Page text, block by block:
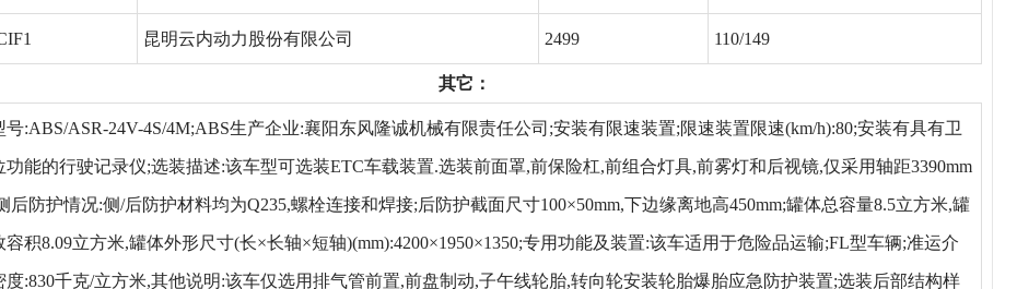
昆明云内动力股份有限公司 2499 110/149
其它：
号:ABS/ASR-24V-4S/4M;ABS生产企业:襄阳东风隆诚机械有限责任公司;安装有限速装置;限速装置限速(km/h):80;安装有具有卫
功能的行驶记录仪;选装描述:该车型可选装ETC车载装置.选装前面罩,前保险杠,前组合灯具,前雾灯和后视镜,仅采用轴距3390mm
后防护情况:侧/后防护材料均为Q235,螺栓连接和焊接;后防护截面尺寸100×50mm,下边缘离地高450mm;罐体总容量8.5立方米,罐
容积8.09立方米,罐体外形尺寸(长×长轴×短轴)(mm):4200×1950×1350;专用功能及装置:该车适用于危险品运输;FL型车辆;准运介
度:830千克/立方米,其他说明:该车仅选用排气管前置,前盘制动,子午线轮胎,转向轮安装轮胎爆胎应急防护装置;选装后部结构样